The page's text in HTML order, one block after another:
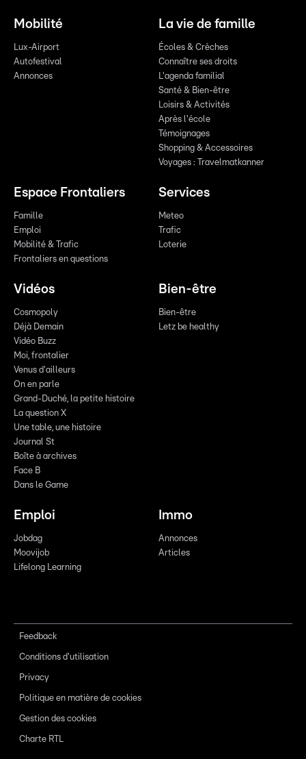
Mobilité
Lux-Airport
Autofestival
Annonces
La vie de famille
Écoles & Crèches
Connaître ses droits
L'agenda familial
Santé & Bien-être
Loisirs & Activités
Après l'école
Témoignages
Shopping & Accessoires
Voyages : Travelmatkanner
Espace Frontaliers
Famille
Emploi
Mobilité & Trafic
Frontaliers en questions
Services
Meteo
Trafic
Loterie
Vidéos
Cosmopoly
Déjà Demain
Vidéo Buzz
Moi, frontalier
Venus d'ailleurs
On en parle
Grand-Duché, la petite histoire
La question X
Une table, une histoire
Journal St
Boîte à archives
Face B
Dans le Game
Bien-être
Bien-être
Letz be healthy
Emploi
Jobdag
Moovijob
Lifelong Learning
Immo
Annonces
Articles
Feedback
Conditions d'utilisation
Privacy
Politique en matière de cookies
Gestion des cookies
Charte RTL